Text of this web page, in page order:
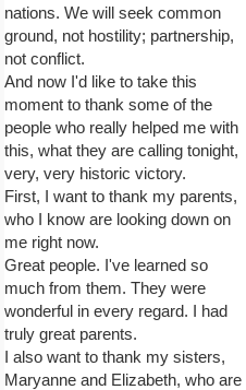
nations. We will seek common
ground, not hostility; partnership,
not conflict.
And now I'd like to take this
moment to thank some of the
people who really helped me with
this, what they are calling tonight,
very, very historic victory.
First, I want to thank my parents,
who I know are looking down on
me right now.
Great people. I've learned so
much from them. They were
wonderful in every regard. I had
truly great parents.
I also want to thank my sisters,
Maryanne and Elizabeth, who are